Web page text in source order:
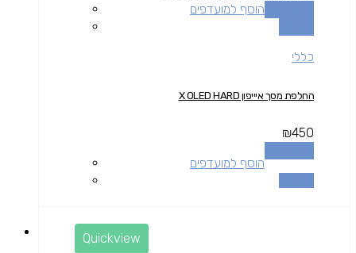
הוסף למועדפים
כללי
החלפת מסך איייפון X OLED HARD
₪450
הוסף למועדפים
Quickview